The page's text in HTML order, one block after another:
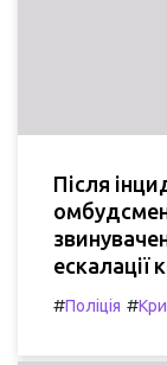
Після
ескалації
#Поліція #